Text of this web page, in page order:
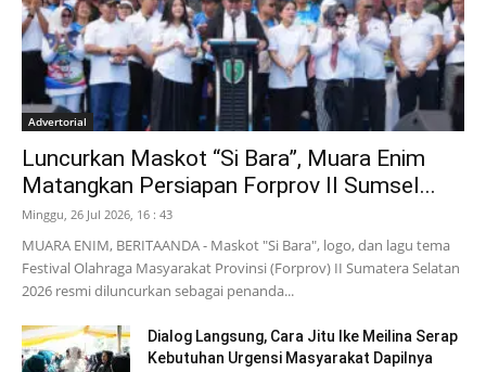
Advertorial
Luncurkan Maskot “Si Bara”, Muara Enim
Matangkan Persiapan Forprov II Sumsel...
Minggu, 26 Jul 2026, 16 : 43
MUARA ENIM, BERITAANDA - Maskot "Si Bara", logo, dan lagu tema
Festival Olahraga Masyarakat Provinsi (Forprov) II Sumatera Selatan
2026 resmi diluncurkan sebagai penanda...
Dialog Langsung, Cara Jitu Ike Meilina Serap
Kebutuhan Urgensi Masyarakat Dapilnya